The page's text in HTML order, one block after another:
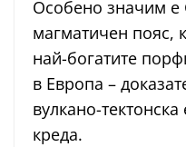
Особено значим е
магматичен пояс,
най-богатите
в Европа –
вулкано-
креда.